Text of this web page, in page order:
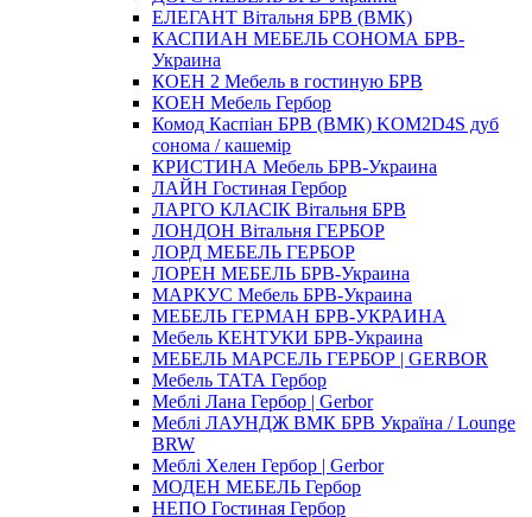
ЕЛЕГАНТ Вітальня БРВ (ВМК)
КАСПИАН МЕБЕЛЬ СОНОМА БРВ-
Украина
КОЕН 2 Мебель в гостиную БРВ
КОЕН Мебель Гербор
Комод Каспіан БРВ (ВМК) KOM2D4S дуб
сонома / кашемір
КРИСТИНА Мебель БРВ-Украина
ЛАЙН Гостиная Гербор
ЛАРГО КЛАСIК Вітальня БРВ
ЛОНДОН Вітальня ГЕРБОР
ЛОРД МЕБЕЛЬ ГЕРБОР
ЛОРЕН МЕБЕЛЬ БРВ-Украина
МАРКУС Мебель БРВ-Украина
МЕБЕЛЬ ГЕРМАН БРВ-УКРАИНА
Мебель КЕНТУКИ БРВ-Украина
МЕБЕЛЬ МАРСЕЛЬ ГЕРБОР | GERBOR
Мебель ТАТА Гербор
Меблi Лана Гербор | Gerbor
Меблi ЛАУНДЖ ВМК БРВ Україна / Lounge
BRW
Меблi Хелен Гербор | Gerbor
МОДЕН МЕБЕЛЬ Гербор
НЕПО Гостиная Гербор